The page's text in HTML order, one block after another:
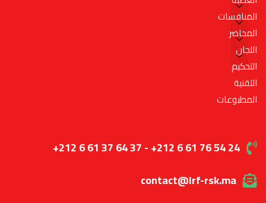
المنافسات
المحاضر
اللجان
التحكيم
التقنية
المطبوعات
+212 6 61 37 64 37 - +212 6 61 76 54 24
contact@lrf-rsk.ma